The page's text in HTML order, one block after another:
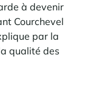
à devenir
Courchevel
par la
qualité des